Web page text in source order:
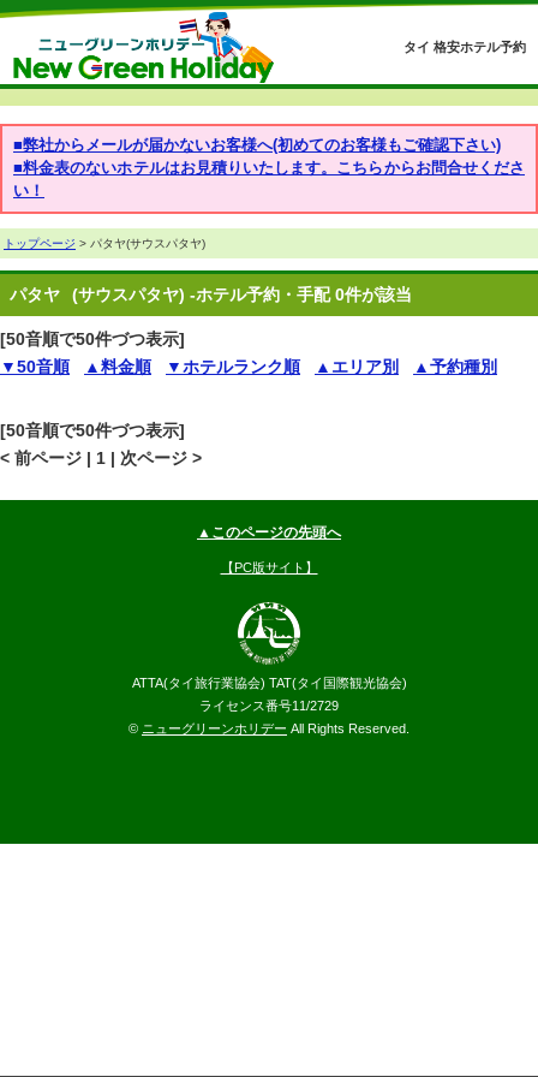
タイ 格安ホテル予約
■弊社からメールが届かないお客様へ(初めてのお客様もご確認下さい)
■料金表のないホテルはお見積りいたします。こちらからお問合せくださ
い！
トップページ > パタヤ(サウスパタヤ)
パタヤ (サウスパタヤ) -ホテル予約・手配 0件が該当
[50音順で50件づつ表示]
▼50音順
▲料金順 ▼ホテルランク順 ▲エリア別 ▲予約種別
[50音順で50件づつ表示]
< 前ページ | 1 | 次ページ >
▲このページの先頭へ
【PC版サイト】
ATTA(タイ旅行業協会) TAT(タイ国際観光協会)
ライセンス番号11/2729
© ニューグリーンホリデー All Rights Reserved.